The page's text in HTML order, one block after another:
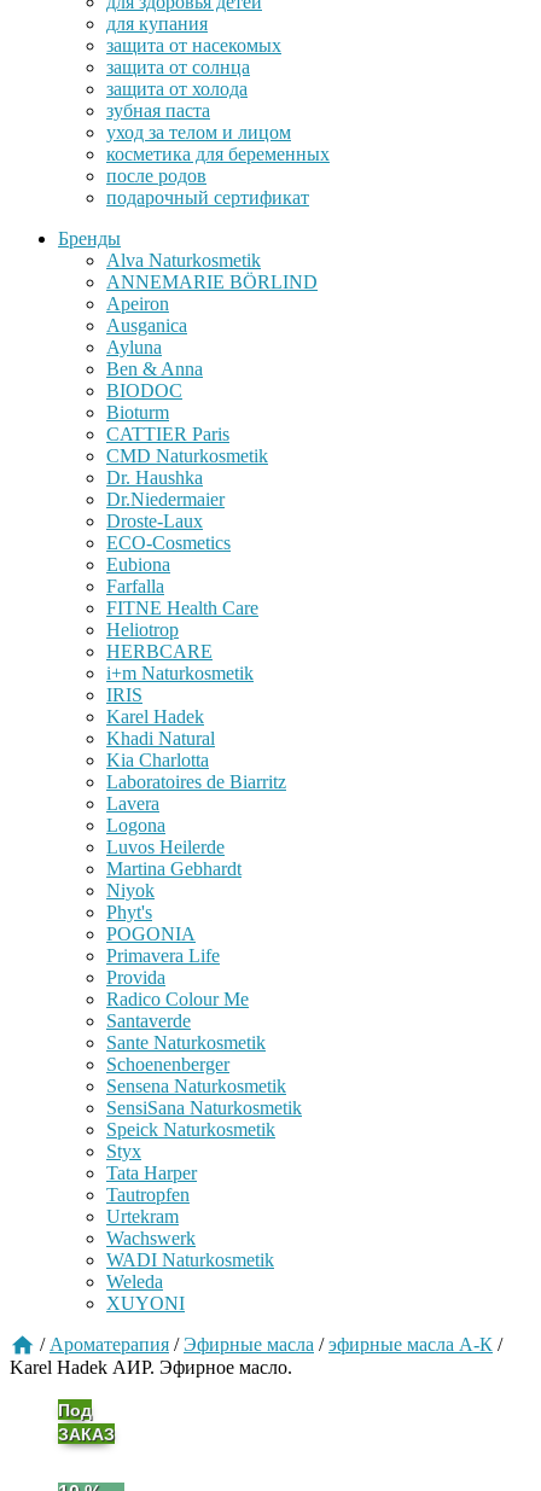
для купания
защита от насекомых
защита от солнца
защита от холода
зубная паста
уход за телом и лицом
косметика для беременных
после родов
подарочный сертификат
Бренды
Alva Naturkosmetik
ANNEMARIE BÖRLIND
Apeiron
Ausganica
Ayluna
Ben & Anna
BIODOC
Bioturm
CATTIER Paris
CMD Naturkosmetik
Dr. Haushka
Dr.Niedermaier
Droste-Laux
ECO-Cosmetics
Eubiona
Farfalla
FITNE Health Care
Heliotrop
HERBCARE
i+m Naturkosmetik
IRIS
Karel Hadek
Khadi Natural
Kia Charlotta
Laboratoires de Biarritz
Lavera
Logona
Luvos Heilerde
Martina Gebhardt
Niyok
Phyt's
POGONIA
Primavera Life
Provida
Radico Colour Me
Santaverde
Sante Naturkosmetik
Schoenenberger
Sensena Naturkosmetik
SensiSana Naturkosmetik
Speick Naturkosmetik
Styx
Tata Harper
Tautropfen
Urtekram
Wachswerk
WADI Naturkosmetik
Weleda
XUYONI
/ Ароматерапия / Эфирные масла / эфирные масла А-К /
Karel Hadek АИР. Эфирное масло.
Под
ЗАКАЗ